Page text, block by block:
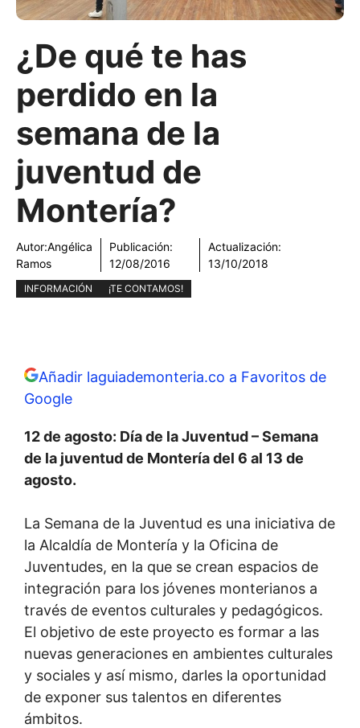
¿De qué te has
perdido en la
semana de la
juventud de
Montería?
Autor:Angélica
Ramos
Publicación:
12/08/2016
Actualización:
13/10/2018
INFORMACIÓN ¡TE CONTAMOS!
Añadir laguiademonteria.co a Favoritos de
Google
12 de agosto: Día de la Juventud – Semana
de la juventud de Montería del 6 al 13 de
agosto.
La Semana de la Juventud es una iniciativa de
la Alcaldía de Montería y la Oficina de
Juventudes, en la que se crean espacios de
integración para los jóvenes monterianos a
través de eventos culturales y pedagógicos.
El objetivo de este proyecto es formar a las
nuevas generaciones en ambientes culturales
y sociales y así mismo, darles la oportunidad
de exponer sus talentos en diferentes
ámbitos.